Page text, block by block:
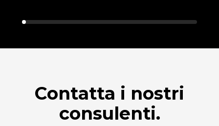
Contatta i nostri
consulenti.